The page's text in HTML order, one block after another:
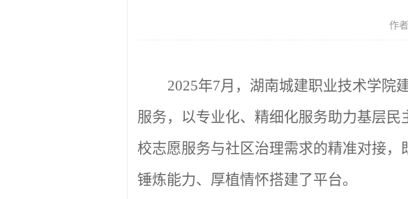
作
2025年7月，湖南城建职业技术学院
服务，以专业化、精细化服务助力基层
校志愿服务与社区治理需求的精准对接
锤炼能力、厚植情怀搭建了平台。